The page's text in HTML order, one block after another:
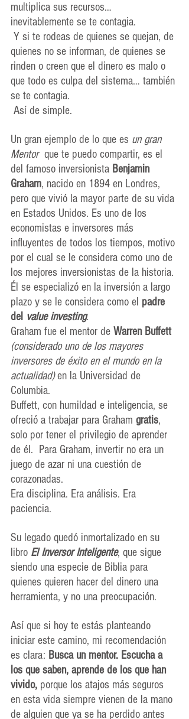
multiplica sus recursos…
inevitablemente se te contagia.
quienes no se informan, de quienes se
rinden o creen que el dinero es malo o
que todo es culpa del sistema… también
se te contagia.
Así de simple.
Un gran ejemplo de lo que es un gran
Mentor
  que te puedo compartir, es el
del famoso inversionista Benjamin
Graham, nacido en 1894 en Londres,
pero que vivió la mayor parte de su vida
en Estados Unidos. Es uno de los
economistas e inversores más
influyentes de todos los tiempos, motivo
por el cual se le considera como uno de
los mejores inversionistas de la historia.
Él se especializó en la inversión a largo
plazo y se le considera como el padre
del value investing.
Graham fue el mentor de Warren Buffett
(considerado uno de los mayores
inversores de éxito en el mundo en la
actualidad) en la Universidad de
Columbia.
Buffett, con humildad e inteligencia, se
ofreció a trabajar para Graham gratis,
solo por tener el privilegio de aprender
de él.  Para Graham, invertir no era un
juego de azar ni una cuestión de
corazonadas.
Era disciplina. Era análisis. Era
paciencia.
Su legado quedó inmortalizado en su
libro El Inversor Inteligente, que sigue
siendo una especie de Biblia para
quienes quieren hacer del dinero una
herramienta, y no una preocupación.
Así que si hoy te estás planteando
iniciar este camino, mi recomendación
es clara: Busca un mentor. Escucha a
los que saben, aprende de los que han
vivido, porque los atajos más seguros
en esta vida siempre vienen de la mano
de alguien que ya se ha perdido antes